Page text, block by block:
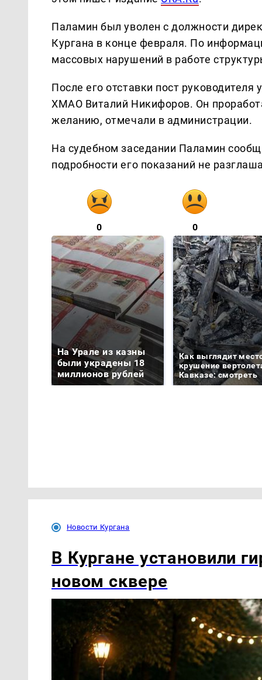
Паламин был уволен с должности
Кургана в конце февраля. По
массовых нарушений в работе
После его отставки пост
ХМАО Виталий Никифоров. Он
желанию, отмечали в администрации.
На судебном заседании Паламин
подробности его показаний не
0 0
На Урале из казны
были украдены 18
миллионов рублей
Как выглядит
крушение
Кавказе: смотреть
Новости Кургана
В Кургане установили
новом сквере